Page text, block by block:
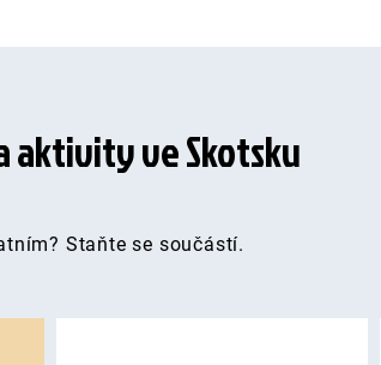
aktivity ve Skotsku
Staňte se součástí.